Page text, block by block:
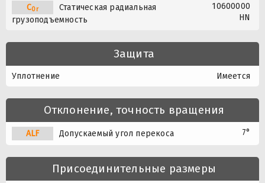
C0r
Статическая радиальная
грузоподъемность
10600000
HN
Защита
Уплотнение Имеется
Отклонение, точность вращения
ALF Допускаемый угол перекоса 7°
Присоединительные размеры